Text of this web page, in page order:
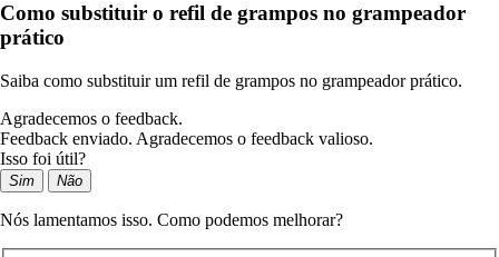
Como substituir o refil de grampos no grampeador
prático
Saiba como substituir um refil de grampos no grampeador prático.
Agradecemos o feedback.
Feedback enviado. Agradecemos o feedback valioso.
Isso foi útil?
Sim Não
Nós lamentamos isso. Como podemos melhorar?